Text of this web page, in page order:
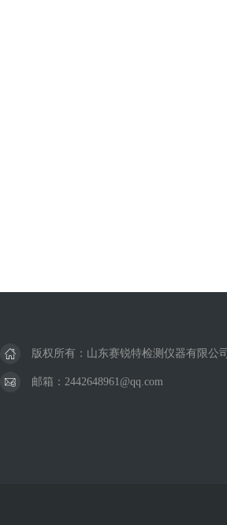
版权所有：山东赛锐特检测仪器有限公司
邮箱：2442648961@qq.com